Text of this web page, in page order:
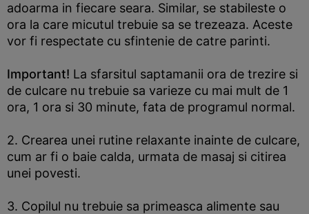
adoarma in fiecare seara. Similar, se stabileste o
ora la care micutul trebuie sa se trezeaza. Aceste
vor fi respectate cu sfintenie de catre parinti.
Important! La sfarsitul saptamanii ora de trezire si
de culcare nu trebuie sa varieze cu mai mult de 1
ora, 1 ora si 30 minute, fata de programul normal.
2. Crearea unei rutine relaxante inainte de culcare,
cum ar fi o baie calda, urmata de masaj si citirea
unei povesti.
3. Copilul nu trebuie sa primeasca alimente sau